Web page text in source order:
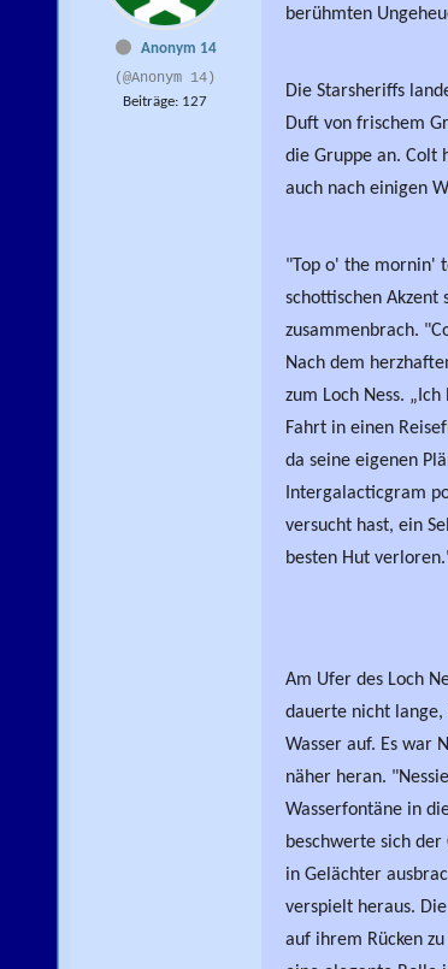
Anonym 14
(@Anonym 14)
Beiträge: 127
berühmten
Die Starsheriffs
Duft von frischem
die Gruppe an. Colt
auch nach einigen
"Top o' the mornin'
schottischen Akzent
zusammenbrach.
Nach dem
zum Loch Ness.
Fahrt in einen
da seine eigenen
Intergalacticgram
versucht hast, ein
besten Hut
Am Ufer des Loch
dauerte nicht lange,
Wasser auf. Es war
näher heran.
Wasserfontäne in
beschwerte sich
in Gelächter
verspielt heraus.
auf ihrem Rücken